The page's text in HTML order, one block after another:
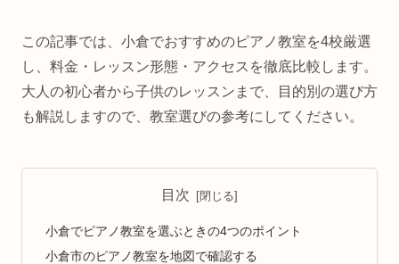
この記事では、小倉でおすすめのピアノ教室を4校厳選
し、料金・レッスン形態・アクセスを徹底比較します。
大人の初心者から子供のレッスンまで、目的別の選び方
も解説しますので、教室選びの参考にしてください。
目次
小倉でピアノ教室を選ぶときの4つのポイント
小倉市のピアノ教室を地図で確認する